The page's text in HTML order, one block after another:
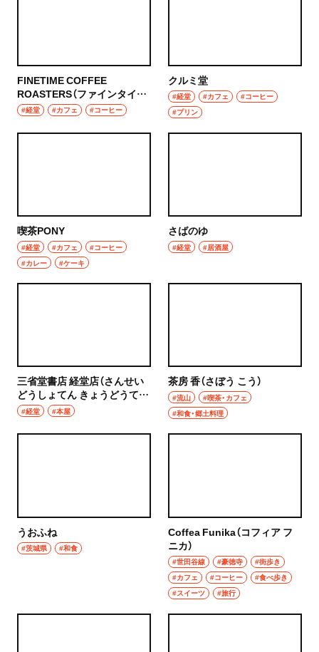
FINETIME COFFEE
ROASTERS（ファインタイム
コーヒー ロースターズ）
#経堂 #カフェ #コーヒー
クルミ堂
#経堂 #カフェ
#コーヒー
#プリン
喫茶PONY
#経堂 #カフェ
#コーヒー
#カレー
#ケーキ
さばのゆ
#経堂 #居酒屋
三省堂書店 経堂店（さんせい
どうしょてん きょうどうて
ん）
#経堂 #本屋
茶房 香（さぼう こう）
#流山
#喫茶・カフェ
#和食・郷土料理
うおふね
#茨城県 #和食
Coffea Funika（コフィア フ
ニカ）
#世田谷線 #豪徳寺
#街歩き
#カフェ
#コーヒー
#食べ歩き
#スイーツ
#旅行